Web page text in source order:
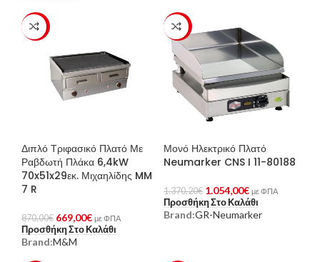
-23%
Διπλό Τριφασικό Πλατό Με
Ραβδωτή Πλάκα 6,4kW
70x51x29εκ. Μιχαηλίδης MM
7 R
870,00€ 669,00€ με ΦΠΑ
Προσθήκη Στο Καλάθι
Brand:M&M
-23%
Μονό Ηλεκτρικό Πλατό
Neumarker CNS I 11-80188
1.370,20€ 1.054,00€ με ΦΠΑ
Προσθήκη Στο Καλάθι
Brand:GR-Neumarker